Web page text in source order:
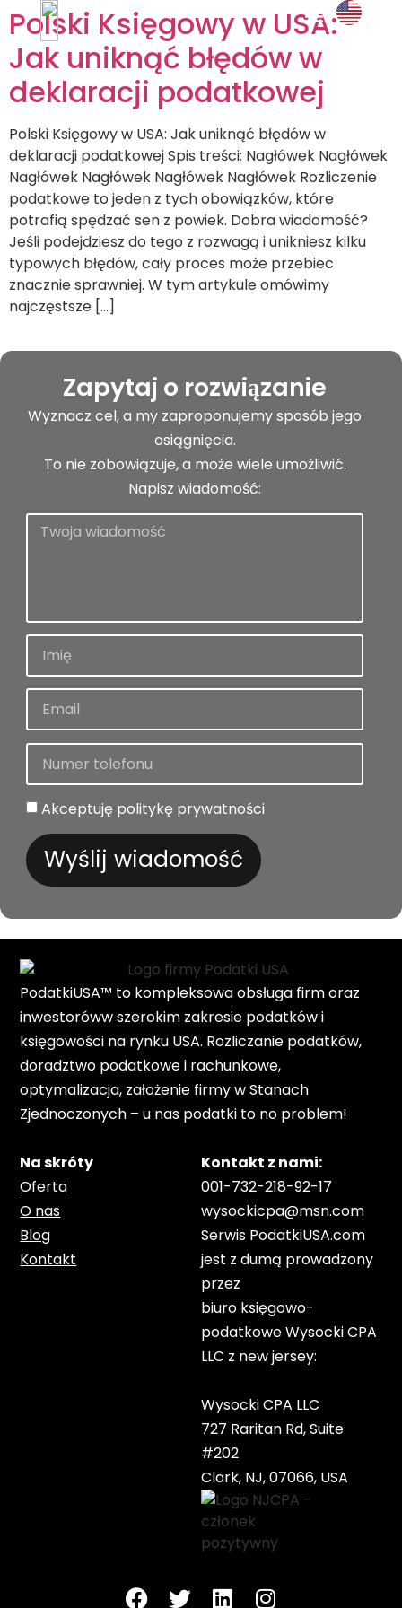
Polski Księgowy w USA:
Jak uniknąć błędów w
deklaracji podatkowej
Polski Księgowy w USA: Jak uniknąć błędów w
deklaracji podatkowej Spis treści: Nagłówek Nagłówek
Nagłówek Nagłówek Nagłówek Nagłówek Rozliczenie
podatkowe to jeden z tych obowiązków, które
potrafią spędzać sen z powiek. Dobra wiadomość?
Jeśli podejdziesz do tego z rozwagą i unikniesz kilku
typowych błędów, cały proces może przebiec
znacznie sprawniej. W tym artykule omówimy
najczęstsze […]
Zapytaj o rozwiązanie
Wyznacz cel, a my zaproponujemy sposób jego
osiągnięcia.
To nie zobowiązuje, a może wiele umożliwić.
Napisz wiadomość:
Akceptuję politykę prywatności
Wyślij wiadomość
Na skróty
Oferta
O nas
Blog
Kontakt
Kontakt z nami:
001-732-218-92-17
wysockicpa@msn.com
Serwis PodatkiUSA.com
jest z dumą prowadzony
przez
biuro księgowo-
podatkowe Wysocki CPA
LLC z new jersey:
Wysocki CPA LLC
727 Raritan Rd, Suite
#202
Clark, NJ, 07066, USA
PodatkiUSA™ to kompleksowa obsługa firm oraz
inwestoróww szerokim zakresie podatków i
księgowości na rynku USA. Rozliczanie podatków,
doradztwo podatkowe i rachunkowe,
optymalizacja, założenie firmy w Stanach
Zjednoczonych – u nas podatki to no problem!